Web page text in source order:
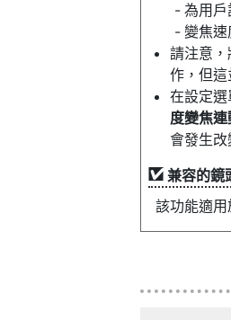
為用
變焦速
請注意
作，但這
在設定
度變焦連
會發生改
兼容的鏡
該功能適